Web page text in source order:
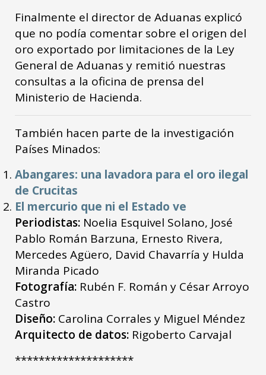
Finalmente el director de Aduanas explicó
que no podía comentar sobre el origen del
oro exportado por limitaciones de la Ley
General de Aduanas y remitió nuestras
consultas a la oficina de prensa del
Ministerio de Hacienda.
También hacen parte de la investigación
Países Minados:
Abangares: una lavadora para el oro ilegal
de Crucitas
El mercurio que ni el Estado ve
Periodistas: Noelia Esquivel Solano, José
Pablo Román Barzuna, Ernesto Rivera,
Mercedes Agüero, David Chavarría y Hulda
Miranda Picado
Fotografía: Rubén F. Román y César Arroyo
Castro
Diseño: Carolina Corrales y Miguel Méndez
Arquitecto de datos: Rigoberto Carvajal
********************